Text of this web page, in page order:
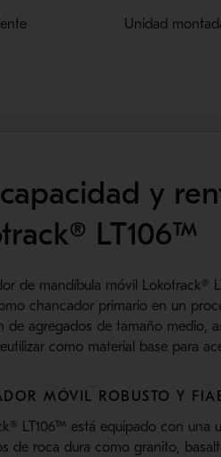
Unidad
y
LT106™
de mandíbula móvil Lokotrack®
chancador primario en un
de agregados de tamaño medio,
como material base para
MÓVIL ROBUSTO Y
LT106™ está equipado con una
de roca dura como granito,